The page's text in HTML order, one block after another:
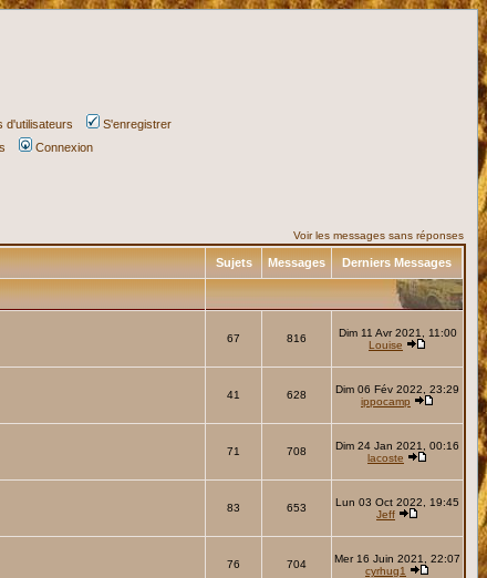
d'utilisateurs
S'enregistrer
Connexion
Voir les messages sans réponses
Sujets Messages Derniers Messages
67 816
Dim 11 Avr 2021, 11:00
Louise
41 628
Dim 06 Fév 2022, 23:29
ippocamp
71 708
Dim 24 Jan 2021, 00:16
lacoste
83 653
Lun 03 Oct 2022, 19:45
Jeff
76 704
Mer 16 Juin 2021, 22:07
cyrhug1